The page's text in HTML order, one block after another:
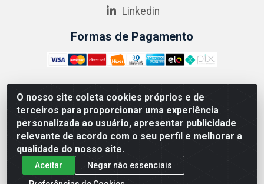
O nosso site coleta cookies próprios e de
terceiros para proporcionar uma experiência
personalizada ao usuário, apresentar publicidade
relevante de acordo com o seu perfil e melhorar a
qualidade do nosso site.
Aceitar
Negar não essenciais
Linkedin
Formas de Pagamento
ABRASEG COMÉRCIO ATACADISTA LTDA - CNPJ:
10.894.768/0001-00 - Avenida Lobo Júnior, 1045 -
Penha Circular - Rio de Janeiro - RJ - CEP 21020-124